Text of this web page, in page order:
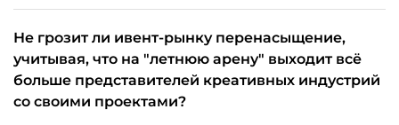
Не грозит ли ивент-рынку перенасыщение,
учитывая, что на "летнюю арену" выходит всё
больше представителей креативных индустрий
со своими проектами?